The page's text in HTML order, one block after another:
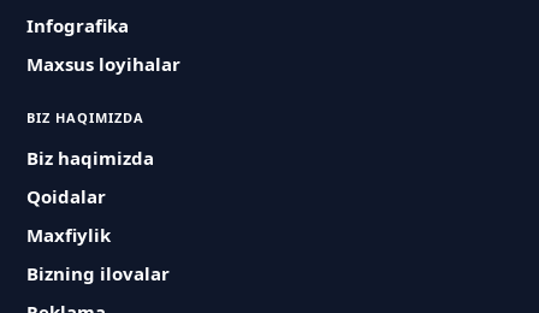
Infografika
Maxsus loyihalar
BIZ HAQIMIZDA
Biz haqimizda
Qoidalar
Maxfiylik
Bizning ilovalar